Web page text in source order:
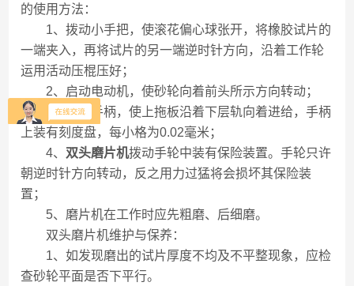
的使用方法：
1、拨动小手把，使滚花偏心球张开，将橡胶试片的
一端夹入，再将试片的另一端逆时针方向，沿着工作轮
运用活动压棍压好；
2、启动电动机，使砂轮向着前头所示方向转动；
3、摇动手柄，使上拖板沿着下层轨向着进给，手柄
上装有刻度盘，每小格为0.02毫米；
4、 双头磨片机拨动手轮中装有保险装置。手轮只许
朝逆时针方向转动，反之用力过猛将会损坏其保险装
置；
5、磨片机在工作时应先粗磨、后细磨。
双头磨片机维护与保养：
1、如发现磨出的试片厚度不均及不平整现象，应检
查砂轮平面是否下平行。